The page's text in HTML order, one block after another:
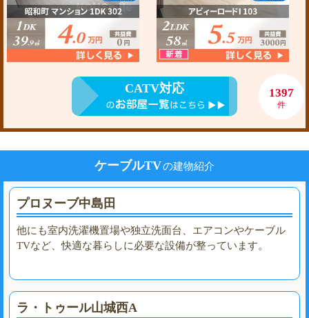
CATV対応 1397
件
ケーブルTVの建物紹介
プロヌーブ中島田
他にも室内洗濯機置場や独立洗面台、エアコンやケーブル
TVなど、快適な暮らしに必要な設備が整っています。
ラ・トゥール山城西A